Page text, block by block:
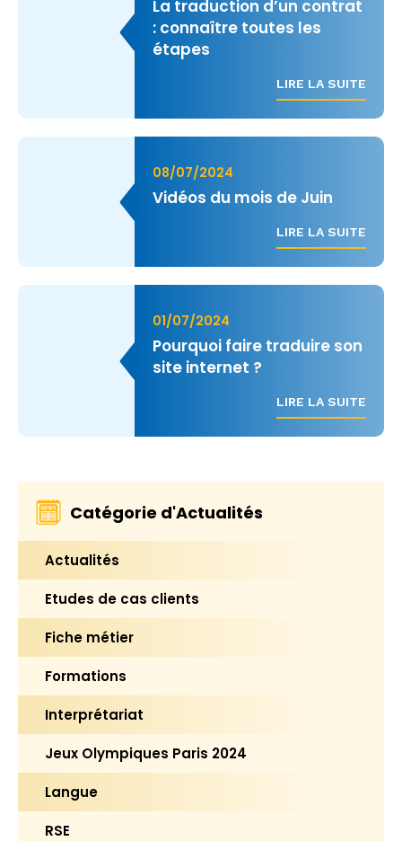
La traduction d’un contrat
: connaître toutes les
étapes
LIRE LA SUITE
08/07/2024
Vidéos du mois de Juin
LIRE LA SUITE
01/07/2024
Pourquoi faire traduire son
site internet ?
LIRE LA SUITE
Catégorie d'Actualités
Actualités
Etudes de cas clients
Fiche métier
Formations
Interprétariat
Jeux Olympiques Paris 2024
Langue
RSE